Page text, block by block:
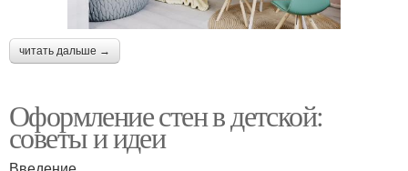
читать дальше →
Оформление стен в детской:
советы и идеи